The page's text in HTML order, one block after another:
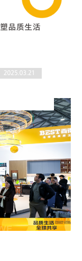
品质生活
2025.03.21